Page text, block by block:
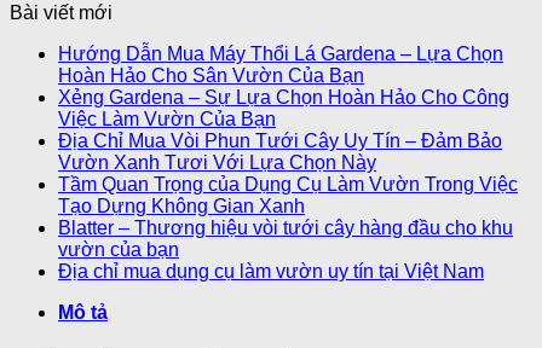
Bài viết mới
Hướng Dẫn Mua Máy Thổi Lá Gardena – Lựa Chọn
Hoàn Hảo Cho Sân Vườn Của Bạn
Xẻng Gardena – Sự Lựa Chọn Hoàn Hảo Cho Công
Việc Làm Vườn Của Bạn
Địa Chỉ Mua Vòi Phun Tưới Cây Uy Tín – Đảm Bảo
Vườn Xanh Tươi Với Lựa Chọn Này
Tầm Quan Trọng của Dụng Cụ Làm Vườn Trong Việc
Tạo Dựng Không Gian Xanh
Blatter – Thương hiệu vòi tưới cây hàng đầu cho khu
vườn của bạn
Địa chỉ mua dụng cụ làm vườn uy tín tại Việt Nam
Mô tả